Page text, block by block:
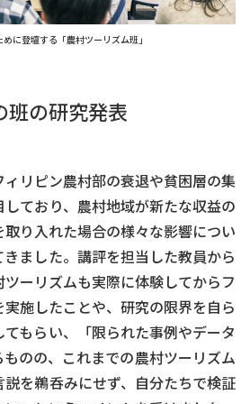
に登壇する「農村ツーリズム班」
班の研究発表
リピン農村部の衰退や貧困層の集
ており、農村地域が新たな収益の
り入れた場合の様々な影響につい
ました。講評を担当した教員から
ーリズムも実際に体験してからフ
施したことや、研究の限界を自ら
もらい、「限られた事例やデータ
のの、これまでの農村ツーリズム
を鵜呑みにせず、自分たちで検証